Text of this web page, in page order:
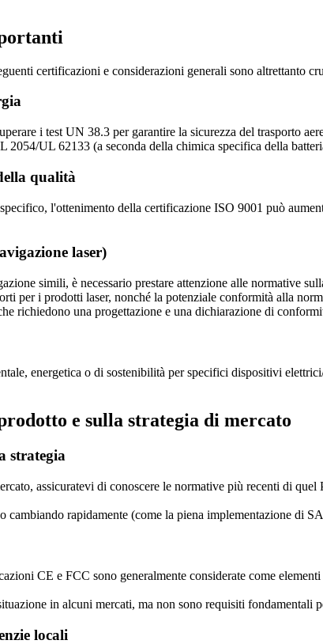
certificazioni e considerazioni generali sono altrettanto
i test UN 38.3 per garantire la sicurezza del trasporto
UL 62133 (a seconda della chimica specifica della
qualità
l'ottenimento della certificazione ISO 9001 può
laser)
simili, è necessario prestare attenzione alle normative
per i prodotti laser, nonché la potenziale conformità alla
richiedono una progettazione e una dichiarazione di
energetica o di sostenibilità per specifici dispositivi
e sulla strategia di mercato
strategia
assicuratevi di conoscere le normative più recenti di
rapidamente (come la piena implementazione di
CE e FCC sono generalmente considerate come
in alcuni mercati, ma non sono requisiti fondamentali
locali